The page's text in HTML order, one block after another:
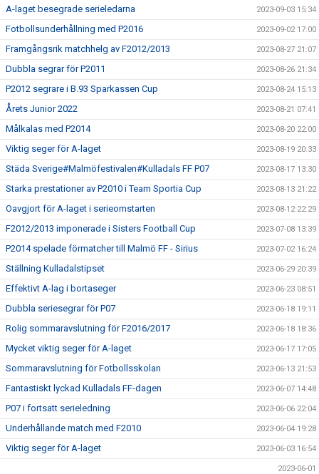
A-laget besegrade serieledarna 2023-09-03 15:34
Fotbollsunderhållning med P2016 2023-09-02 17:00
Framgångsrik matchhelg av F2012/2013 2023-08-27 21:07
Dubbla segrar för P2011 2023-08-26 21:34
P2012 segrare i B.93 Sparkassen Cup 2023-08-24 15:13
Årets Junior 2022 2023-08-21 07:41
Målkalas med P2014 2023-08-20 22:00
Viktig seger för A-laget 2023-08-19 20:33
Städa Sverige#Malmöfestivalen#Kulladals FF P07 2023-08-17 13:30
Starka prestationer av P2010 i Team Sportia Cup 2023-08-13 21:22
Oavgjort för A-laget i serieomstarten 2023-08-12 22:29
F2012/2013 imponerade i Sisters Football Cup 2023-07-08 13:39
P2014 spelade förmatcher till Malmö FF - Sirius 2023-07-02 16:24
Ställning Kulladalstipset 2023-06-29 20:39
Effektivt A-lag i bortaseger 2023-06-23 08:51
Dubbla seriesegrar för P07 2023-06-18 19:11
Rolig sommaravslutning för F2016/2017 2023-06-18 18:36
Mycket viktig seger för A-laget 2023-06-17 17:05
Sommaravslutning för Fotbollsskolan 2023-06-13 21:53
Fantastiskt lyckad Kulladals FF-dagen 2023-06-07 14:48
P07 i fortsatt serieledning 2023-06-06 22:04
Underhållande match med F2010 2023-06-04 19:28
Viktig seger för A-laget 2023-06-03 16:54
2023-06-01